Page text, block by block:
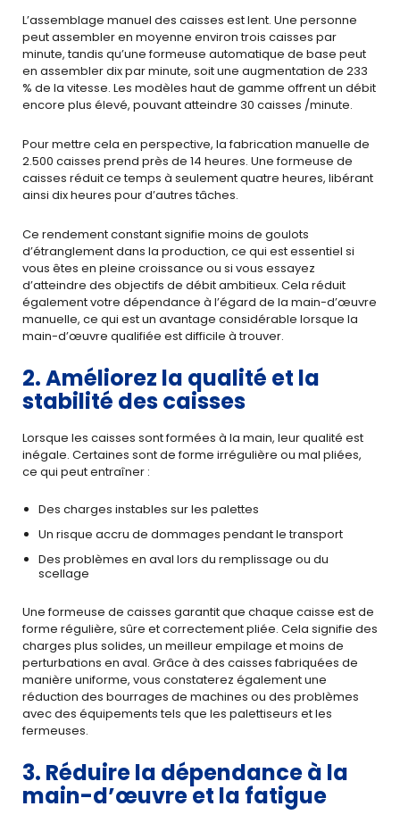
L’assemblage manuel des caisses est lent. Une personne
peut assembler en moyenne environ trois caisses par
minute, tandis qu’une formeuse automatique de base peut
en assembler dix par minute, soit une augmentation de 233
% de la vitesse. Les modèles haut de gamme offrent un débit
encore plus élevé, pouvant atteindre 30 caisses /minute.
Pour mettre cela en perspective, la fabrication manuelle de
2.500 caisses prend près de 14 heures. Une formeuse de
caisses réduit ce temps à seulement quatre heures, libérant
ainsi dix heures pour d’autres tâches.
Ce rendement constant signifie moins de goulots
d’étranglement dans la production, ce qui est essentiel si
vous êtes en pleine croissance ou si vous essayez
d’atteindre des objectifs de débit ambitieux. Cela réduit
également votre dépendance à l’égard de la main-d’œuvre
manuelle, ce qui est un avantage considérable lorsque la
main-d’œuvre qualifiée est difficile à trouver.
2. Améliorez la qualité et la
stabilité des caisses
Lorsque les caisses sont formées à la main, leur qualité est
inégale. Certaines sont de forme irrégulière ou mal pliées,
ce qui peut entraîner :
Des charges instables sur les palettes
Un risque accru de dommages pendant le transport
Des problèmes en aval lors du remplissage ou du
scellage
Une formeuse de caisses garantit que chaque caisse est de
forme régulière, sûre et correctement pliée. Cela signifie des
charges plus solides, un meilleur empilage et moins de
perturbations en aval. Grâce à des caisses fabriquées de
manière uniforme, vous constaterez également une
réduction des bourrages de machines ou des problèmes
avec des équipements tels que les palettiseurs et les
fermeuses.
3. Réduire la dépendance à la
main-d’œuvre et la fatigue